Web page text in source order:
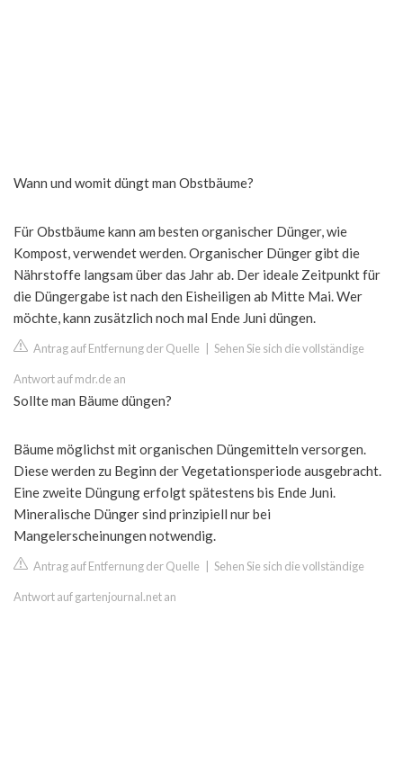
Wann und womit düngt man Obstbäume?
Für Obstbäume kann am besten organischer Dünger, wie
Kompost, verwendet werden. Organischer Dünger gibt die
Nährstoffe langsam über das Jahr ab. Der ideale Zeitpunkt für
die Düngergabe ist nach den Eisheiligen ab Mitte Mai. Wer
möchte, kann zusätzlich noch mal Ende Juni düngen.
Antrag auf Entfernung der Quelle Sehen Sie sich die vollständige
Antwort auf mdr.de an
Sollte man Bäume düngen?
Bäume möglichst mit organischen Düngemitteln versorgen.
Diese werden zu Beginn der Vegetationsperiode ausgebracht.
Eine zweite Düngung erfolgt spätestens bis Ende Juni.
Mineralische Dünger sind prinzipiell nur bei
Mangelerscheinungen notwendig.
Antrag auf Entfernung der Quelle Sehen Sie sich die vollständige
Antwort auf gartenjournal.net an